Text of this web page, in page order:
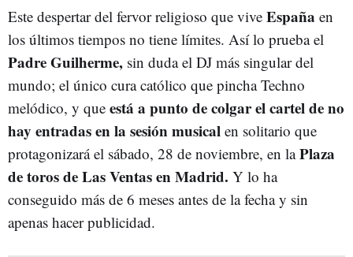
Este despertar del fervor religioso que vive España en
los últimos tiempos no tiene límites. Así lo prueba el
Padre Guilherme, sin duda el DJ más singular del
mundo; el único cura católico que pincha Techno
melódico, y que está a punto de colgar el cartel de no
hay entradas en la sesión musical en solitario que
protagonizará el sábado, 28 de noviembre, en laPlaza
de toros de Las Ventas en Madrid. Y lo ha
conseguido más de 6 meses antes de la fecha y sin
apenas hacer publicidad.